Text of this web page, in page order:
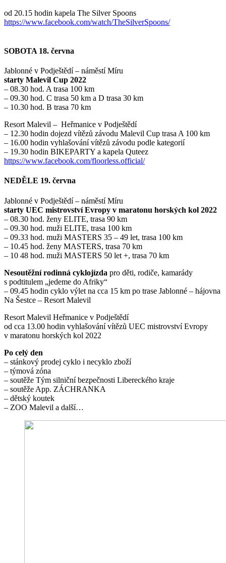
od 20.15 hodin kapela The Silver Spoons
https://www.facebook.com/watch/TheSilverSpoons/
SOBOTA 18. června
Jablonné v Podještědí – náměstí Míru
starty Malevil Cup 2022
– 08.30 hod. A trasa 100 km
– 09.30 hod. C trasa 50 km a D trasa 30 km
– 10.30 hod. B trasa 70 km
Resort Malevil – Heřmanice v Podještědí
– 12.30 hodin dojezd vítězů závodu Malevil Cup trasa A 100 km
– 16.00 hodin vyhlašování vítězů závodu podle kategorií
– 19.30 hodin BIKEPARTY a kapela Quteez
https://www.facebook.com/floorless.official/
NEDĚLE 19. června
Jablonné v Podještědí – náměstí Míru
starty UEC mistrovství Evropy v maratonu horských kol 2022
– 08.30 hod. ženy ELITE, trasa 90 km
– 09.30 hod. muži ELITE, trasa 100 km
– 09.33 hod. muži MASTERS 35 – 49 let, trasa 100 km
– 10.45 hod. ženy MASTERS, trasa 70 km
– 10 48 hod. muži MASTERS 50 let +, trasa 70 km
Nesoutěžní rodinná cyklojízda pro děti, rodiče, kamarády
s podtitulem „jedeme do Afriky“
– 09.45 hodin cyklo výlet na cca 15 km po trase Jablonné – hájovna
Na Šestce – Resort Malevil
Resort Malevil Heřmanice v Podještědí
od cca 13.00 hodin vyhlašování vítězů UEC mistrovství Evropy
v maratonu horských kol 2022
Po celý den
– stánkový prodej cyklo i necyklo zboží
– týmová zóna
– soutěže Tým silniční bezpečnosti Libereckého kraje
– soutěže App. ZÁCHRANKA
– dětský koutek
– ZOO Malevil a další…